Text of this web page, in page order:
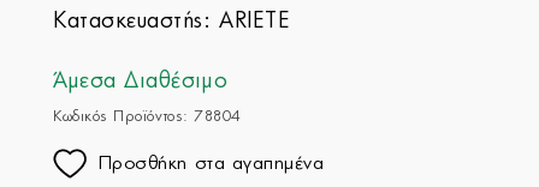
Κατασκευαστής:ARIETE
Άμεσα Διαθέσιμο
Κωδικός Προϊόντος: 78804
Προσθήκη στα αγαπημένα